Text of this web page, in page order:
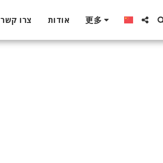
צרו קשר אודות 更多